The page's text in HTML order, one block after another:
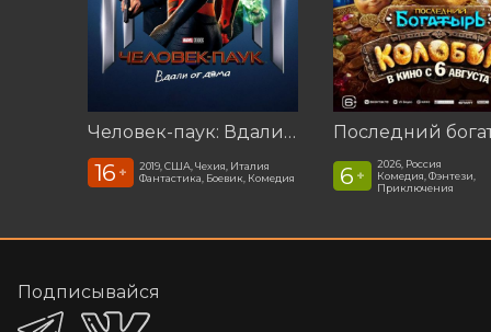
Человек-паук: Вдали от дома (2019)
16 +
2019, США, Чехия, Италия
Фантастика, Боевик, Комедия
6 +
2026, Россия
Комедия, Фэнтези,
Приключения
Подписывайся